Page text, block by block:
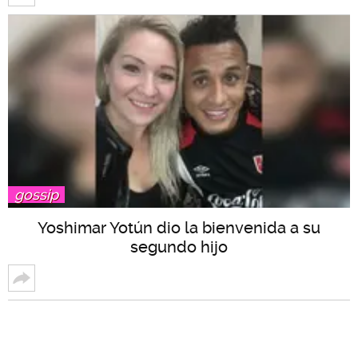
gossip
Yoshimar Yotún dio la bienvenida a su
segundo hijo